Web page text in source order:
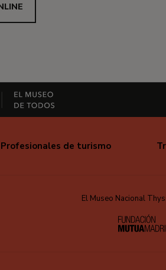
Profesionales de turismo
El Museo Nacional